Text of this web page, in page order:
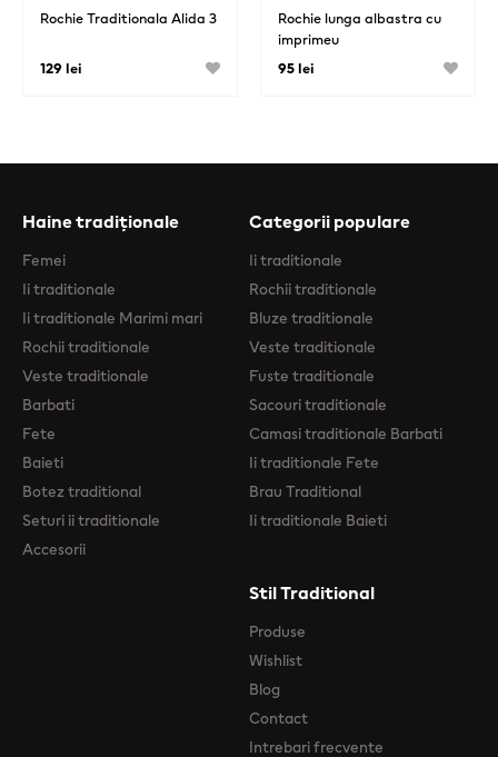
Rochie Traditionala Alida 3
129 lei
Rochie lunga albastra cu
imprimeu
95 lei
Haine tradiționale
Femei
Ii traditionale
Ii traditionale Marimi mari
Rochii traditionale
Veste traditionale
Barbati
Fete
Baieti
Botez traditional
Seturi ii traditionale
Accesorii
Categorii populare
Ii traditionale
Rochii traditionale
Bluze traditionale
Veste traditionale
Fuste traditionale
Sacouri traditionale
Camasi traditionale Barbati
Ii traditionale Fete
Brau Traditional
Ii traditionale Baieti
Stil Traditional
Produse
Wishlist
Blog
Contact
Intrebari frecvente